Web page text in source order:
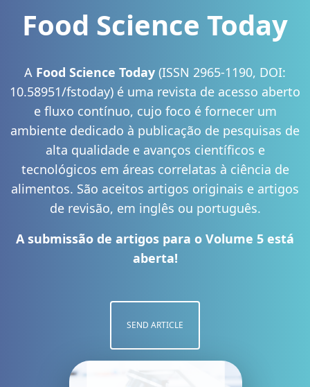
Food Science Today
A Food Science Today (ISSN 2965-1190, DOI:
10.58951/fstoday) é uma revista de acesso aberto
e fluxo contínuo, cujo foco é fornecer um
ambiente dedicado à publicação de pesquisas de
alta qualidade e avanços científicos e
tecnológicos em áreas correlatas à ciência de
alimentos. São aceitos artigos originais e artigos
de revisão, em inglês ou português.
A submissão de artigos para o Volume 5 está
aberta!
SEND ARTICLE